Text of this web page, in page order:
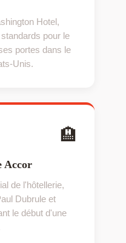
Hotel,
pour le
portes dans le
Unis.
🏨
Accor
de l'hôtellerie,
Dubrule et
le début d'une